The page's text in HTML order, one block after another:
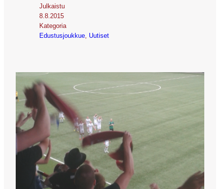
Julkaistu
8.8.2015
Kategoria
Edustusjoukkue Uutiset